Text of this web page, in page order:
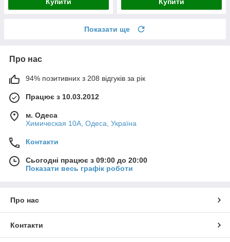
Купити Купити
Показати ще
Про нас
94% позитивних з 208 відгуків за рік
Працює з 10.03.2012
м. Одеса
Химическая 10А, Одеса, Україна
Контакти
Сьогодні працює з 09:00 до 20:00
Показати весь графік роботи
Про нас
Контакти